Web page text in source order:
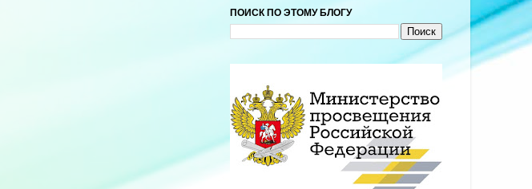
ПОИСК ПО ЭТОМУ БЛОГУ